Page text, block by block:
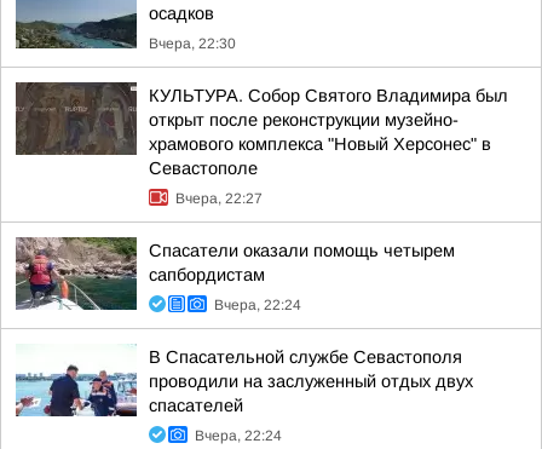
осадков
Вчера, 22:30
КУЛЬТУРА. Собор Святого Владимира был
открыт после реконструкции музейно-
храмового комплекса "Новый Херсонес" в
Севастополе
Вчера, 22:27
Спасатели оказали помощь четырем
сапбордистам
Вчера, 22:24
В Спасательной службе Севастополя
проводили на заслуженный отдых двух
спасателей
Вчера, 22:24